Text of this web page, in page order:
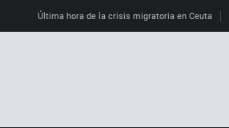
Última hora de la crisis migratoria en Ceuta